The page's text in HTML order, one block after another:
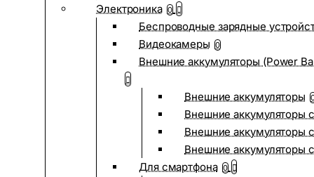
Электроника 0
Беспроводные зарядные
Видеокамеры 0
Внешние аккумуляторы (Power
Внешние аккумуляторы
Внешние аккумуляторы
Внешние аккумуляторы
Внешние аккумуляторы
Для смартфона 0